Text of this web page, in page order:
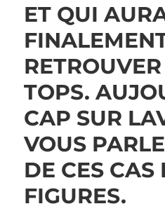
ET QUI
TOPS.
CAP SUR
VOUS
DE CES CAS
FIGURES.